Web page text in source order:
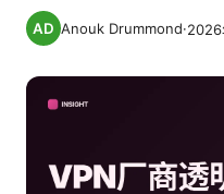
Anouk Drummond·2026